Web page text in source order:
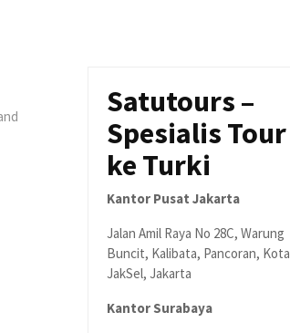
Satutours –
Spesialis Tour
ke Turki
Kantor Pusat Jakarta
Jalan Amil Raya No 28C, Warung
Buncit, Kalibata, Pancoran, Kota
JakSel, Jakarta
Kantor Surabaya